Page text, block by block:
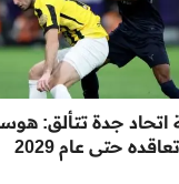
اتحاد جدة تتألق:
حتى عام 2029